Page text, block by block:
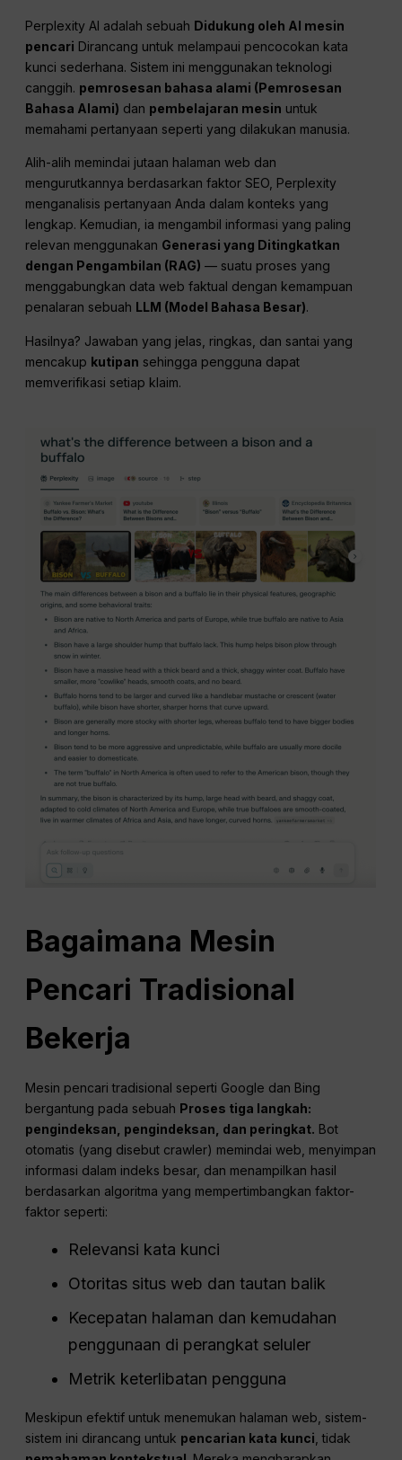
Perplexity AI adalah sebuah Didukung oleh AI mesin
pencari Dirancang untuk melampaui pencocokan kata
kunci sederhana. Sistem ini menggunakan teknologi
canggih. pemrosesan bahasa alami (Pemrosesan
Bahasa Alami) dan pembelajaran mesin untuk
memahami pertanyaan seperti yang dilakukan manusia.
Alih-alih memindai jutaan halaman web dan
mengurutkannya berdasarkan faktor SEO, Perplexity
menganalisis pertanyaan Anda dalam konteks yang
lengkap. Kemudian, ia mengambil informasi yang paling
relevan menggunakan Generasi yang Ditingkatkan
dengan Pengambilan (RAG) — suatu proses yang
menggabungkan data web faktual dengan kemampuan
penalaran sebuah LLM (Model Bahasa Besar).
Hasilnya? Jawaban yang jelas, ringkas, dan santai yang
mencakup kutipan sehingga pengguna dapat
memverifikasi setiap klaim.
Bagaimana Mesin
Pencari Tradisional
Bekerja
Mesin pencari tradisional seperti Google dan Bing
bergantung pada sebuah Proses tiga langkah:
pengindeksan, pengindeksan, dan peringkat. Bot
otomatis (yang disebut crawler) memindai web, menyimpan
informasi dalam indeks besar, dan menampilkan hasil
berdasarkan algoritma yang mempertimbangkan faktor-
faktor seperti:
Relevansi kata kunci
Otoritas situs web dan tautan balik
Kecepatan halaman dan kemudahan
penggunaan di perangkat seluler
Metrik keterlibatan pengguna
Meskipun efektif untuk menemukan halaman web, sistem-
sistem ini dirancang untuk pencarian kata kunci , tidak